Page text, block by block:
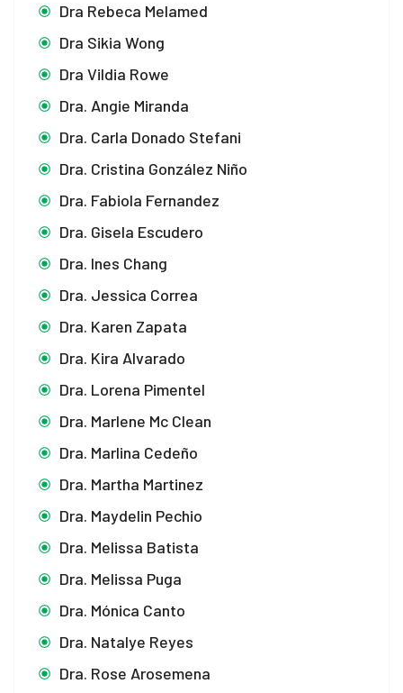
Dra Rebeca Melamed
Dra Sikia Wong
Dra Vildia Rowe
Dra. Angie Miranda
Dra. Carla Donado Stefani
Dra. Cristina González Niño
Dra. Fabiola Fernandez
Dra. Gisela Escudero
Dra. Ines Chang
Dra. Jessica Correa
Dra. Karen Zapata
Dra. Kira Alvarado
Dra. Lorena Pimentel
Dra. Marlene Mc Clean
Dra. Marlina Cedeño
Dra. Martha Martinez
Dra. Maydelin Pechio
Dra. Melissa Batista
Dra. Melissa Puga
Dra. Mónica Canto
Dra. Natalye Reyes
Dra. Rose Arosemena